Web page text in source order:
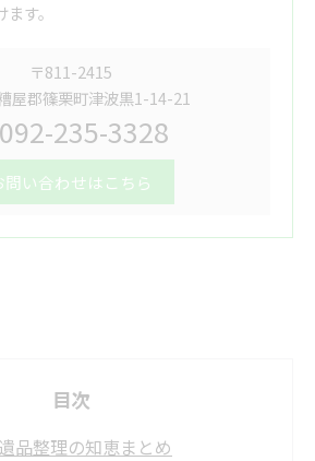
す。
〒811-2415
屋郡篠栗町津波黒1-14-21
092-235-3328
問い合わせはこちら
目次
品整理の知恵まとめ